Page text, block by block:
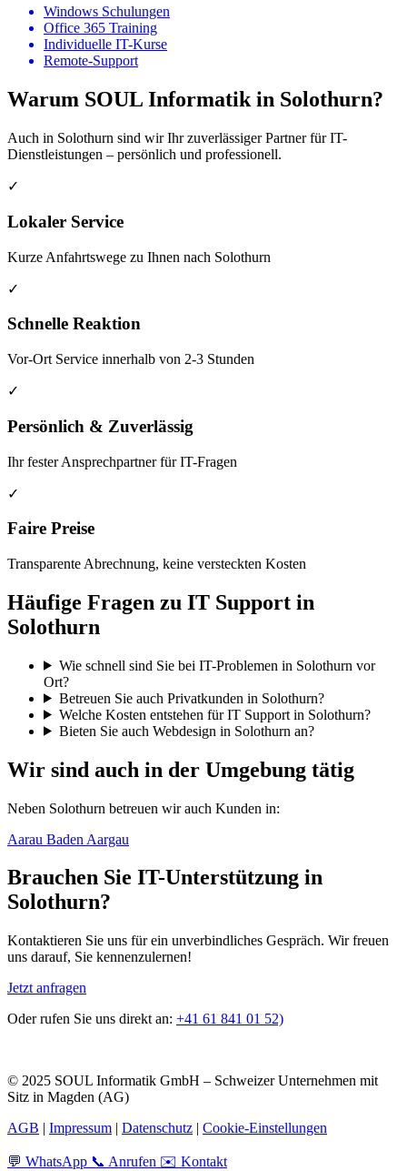
Windows Schulungen
Office 365 Training
Individuelle IT-Kurse
Remote-Support
Warum SOUL Informatik in Solothurn?
Auch in Solothurn sind wir Ihr zuverlässiger Partner für IT-
Dienstleistungen – persönlich und professionell.
✓
Lokaler Service
Kurze Anfahrtswege zu Ihnen nach Solothurn
✓
Schnelle Reaktion
Vor-Ort Service innerhalb von 2-3 Stunden
✓
Persönlich & Zuverlässig
Ihr fester Ansprechpartner für IT-Fragen
✓
Faire Preise
Transparente Abrechnung, keine versteckten Kosten
Häufige Fragen zu IT Support in
Solothurn
Wie schnell sind Sie bei IT-Problemen in Solothurn vor
Ort?
Betreuen Sie auch Privatkunden in Solothurn?
Welche Kosten entstehen für IT Support in Solothurn?
Bieten Sie auch Webdesign in Solothurn an?
Wir sind auch in der Umgebung tätig
Neben Solothurn betreuen wir auch Kunden in:
Aarau Baden Aargau
Brauchen Sie IT-Unterstützung in
Solothurn?
Kontaktieren Sie uns für ein unverbindliches Gespräch. Wir freuen
uns darauf, Sie kennenzulernen!
Jetzt anfragen
Oder rufen Sie uns direkt an: +41 61 841 01 52)
© 2025 SOUL Informatik GmbH – Schweizer Unternehmen mit
Sitz in Magden (AG)
AGB | Impressum | Datenschutz | Cookie-Einstellungen
💬 WhatsApp 📞 Anrufen ✉️ Kontakt